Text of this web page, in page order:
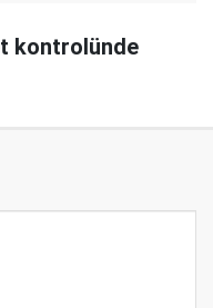
kontrolünde